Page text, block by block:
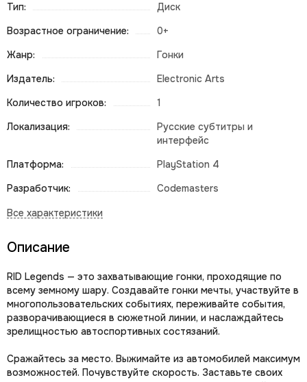
Тип:
Диск
Возрастное ограничение:
0+
Жанр:
Гонки
Издатель:
Electronic Arts
Количество игроков:
1
Локализация:
Русские субтитры и
интерфейс
Платформа:
PlayStation 4
Разработчик:
Codemasters
Описание
RID Legends — это захватывающие гонки, проходящие по
всему земному шару. Создавайте гонки мечты, участвуйте в
многопользовательских событиях, переживайте события,
разворачивающиеся в сюжетной линии, и наслаждайтесь
зрелищностью автоспортивных состязаний.
Сражайтесь за место. Выжимайте из автомобилей максимум
возможностей. Почувствуйте скорость. Заставьте своих